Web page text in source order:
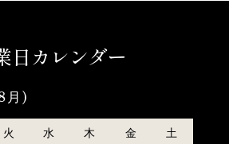
日カレンダー
月)
火 水 木 金 土